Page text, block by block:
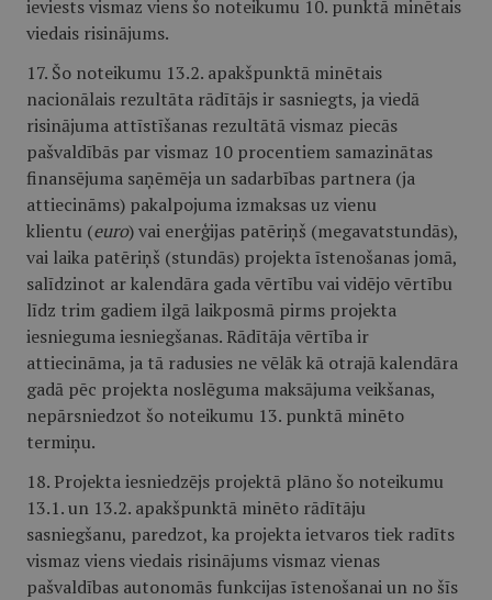
ieviests vismaz viens šo noteikumu 10. punktā minētais
viedais risinājums.
17. Šo noteikumu 13.2. apakšpunktā minētais
nacionālais rezultāta rādītājs ir sasniegts, ja viedā
risinājuma attīstīšanas rezultātā vismaz piecās
pašvaldībās par vismaz 10 procentiem samazinātas
finansējuma saņēmēja un sadarbības partnera (ja
attiecināms) pakalpojuma izmaksas uz vienu
klientu (euro) vai enerģijas patēriņš (megavatstundās),
vai laika patēriņš (stundās) projekta īstenošanas jomā,
salīdzinot ar kalendāra gada vērtību vai vidējo vērtību
līdz trim gadiem ilgā laikposmā pirms projekta
iesnieguma iesniegšanas. Rādītāja vērtība ir
attiecināma, ja tā radusies ne vēlāk kā otrajā kalendāra
gadā pēc projekta noslēguma maksājuma veikšanas,
nepārsniedzot šo noteikumu 13. punktā minēto
termiņu.
18. Projekta iesniedzējs projektā plāno šo noteikumu
13.1. un 13.2. apakšpunktā minēto rādītāju
sasniegšanu, paredzot, ka projekta ietvaros tiek radīts
vismaz viens viedais risinājums vismaz vienas
pašvaldības autonomās funkcijas īstenošanai un no šīs